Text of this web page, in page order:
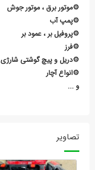
⚙️موتور برق ، موتور جوش
⚙️پمپ آب
⚙️پروفیل بر ، عمود بر
⚙️فرز
⚙️دریل و پیچ گوشتی شارژی
⚙️انواع آچار
و ...
تصاویر